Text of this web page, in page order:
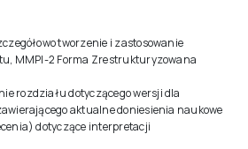
tworzenie i zastosowanie
MMPI-2 Forma Zrestrukturyzowana
rozdziału dotyczącego wersji dla
aktualne doniesienia naukowe
dotyczące interpretacji